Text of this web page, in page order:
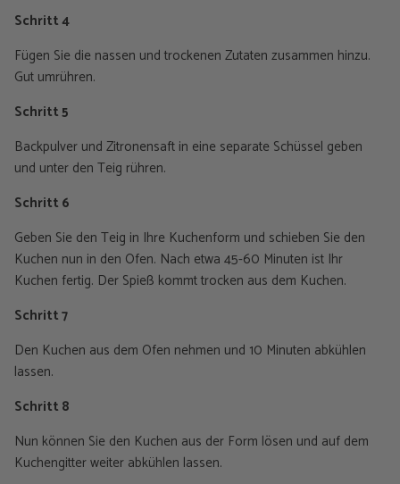
Schritt 4
Fügen Sie die nassen und trockenen Zutaten zusammen hinzu.
Gut umrühren.
Schritt 5
Backpulver und Zitronensaft in eine separate Schüssel geben
und unter den Teig rühren.
Schritt 6
Geben Sie den Teig in Ihre Kuchenform und schieben Sie den
Kuchen nun in den Ofen. Nach etwa 45-60 Minuten ist Ihr
Kuchen fertig. Der Spieß kommt trocken aus dem Kuchen.
Schritt 7
Den Kuchen aus dem Ofen nehmen und 10 Minuten abkühlen
lassen.
Schritt 8
Nun können Sie den Kuchen aus der Form lösen und auf dem
Kuchengitter weiter abkühlen lassen.